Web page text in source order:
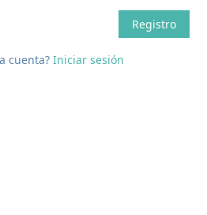
Registro
cuenta? Iniciar sesión